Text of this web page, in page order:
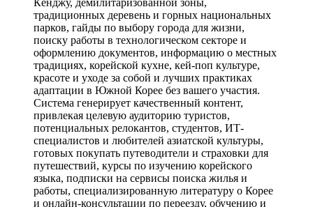
традиционных деревень и горных национальных
парков, гайды по выбору города для жизни,
поиску работы в технологическом секторе и
оформлению документов, информацию о местных
традициях, корейской кухне, кей-поп культуре,
красоте и уходе за собой и лучших практиках
адаптации в Южной Корее без вашего участия.
Система генерирует качественный контент,
привлекая целевую аудиторию туристов,
потенциальных релокантов, студентов, ИТ-
специалистов и любителей азиатской культуры,
готовых покупать путеводители и страховки для
путешествий, курсы по изучению корейского
языка, подписки на сервисы поиска жилья и
работы, специализированную литературу о Корее
и онлайн-консультации по переезду, обучению и